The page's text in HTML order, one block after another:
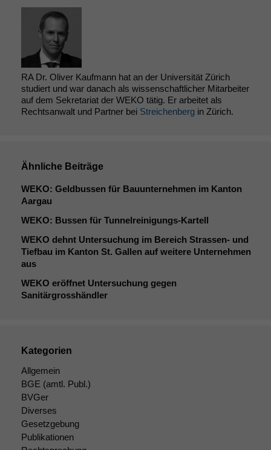
RA Dr. Oliver Kaufmann hat an der Universität Zürich
studiert und war danach als wissenschaftlicher Mitarbeiter
auf dem Sekretariat der WEKO tätig. Er arbeitet als
Rechtsanwalt und Partner bei Streichenberg in Zürich.
Ähnliche Beiträge
WEKO: Geldbussen für Bauunternehmen im Kanton
Aargau
WEKO: Bussen für Tunnelreinigungs-Kartell
WEKO dehnt Untersuchung im Bereich Strassen- und
Tiefbau im Kanton St. Gallen auf weitere Unternehmen
aus
WEKO eröffnet Untersuchung gegen
Sanitärgrosshändler
Kategorien
Allgemein
BGE (amtl. Publ.)
BVGer
Diverses
Gesetzgebung
Publikationen